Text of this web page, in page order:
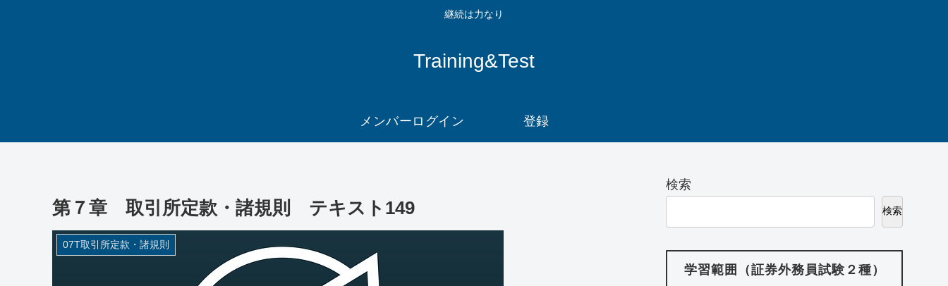
継続は力なり
Training&Test
メンバーログイン 登録
第７章 取引所定款・諸規則 テキスト149
07T取引所定款・諸規則
検索
検索
学習範囲（証券外務員試験２種）